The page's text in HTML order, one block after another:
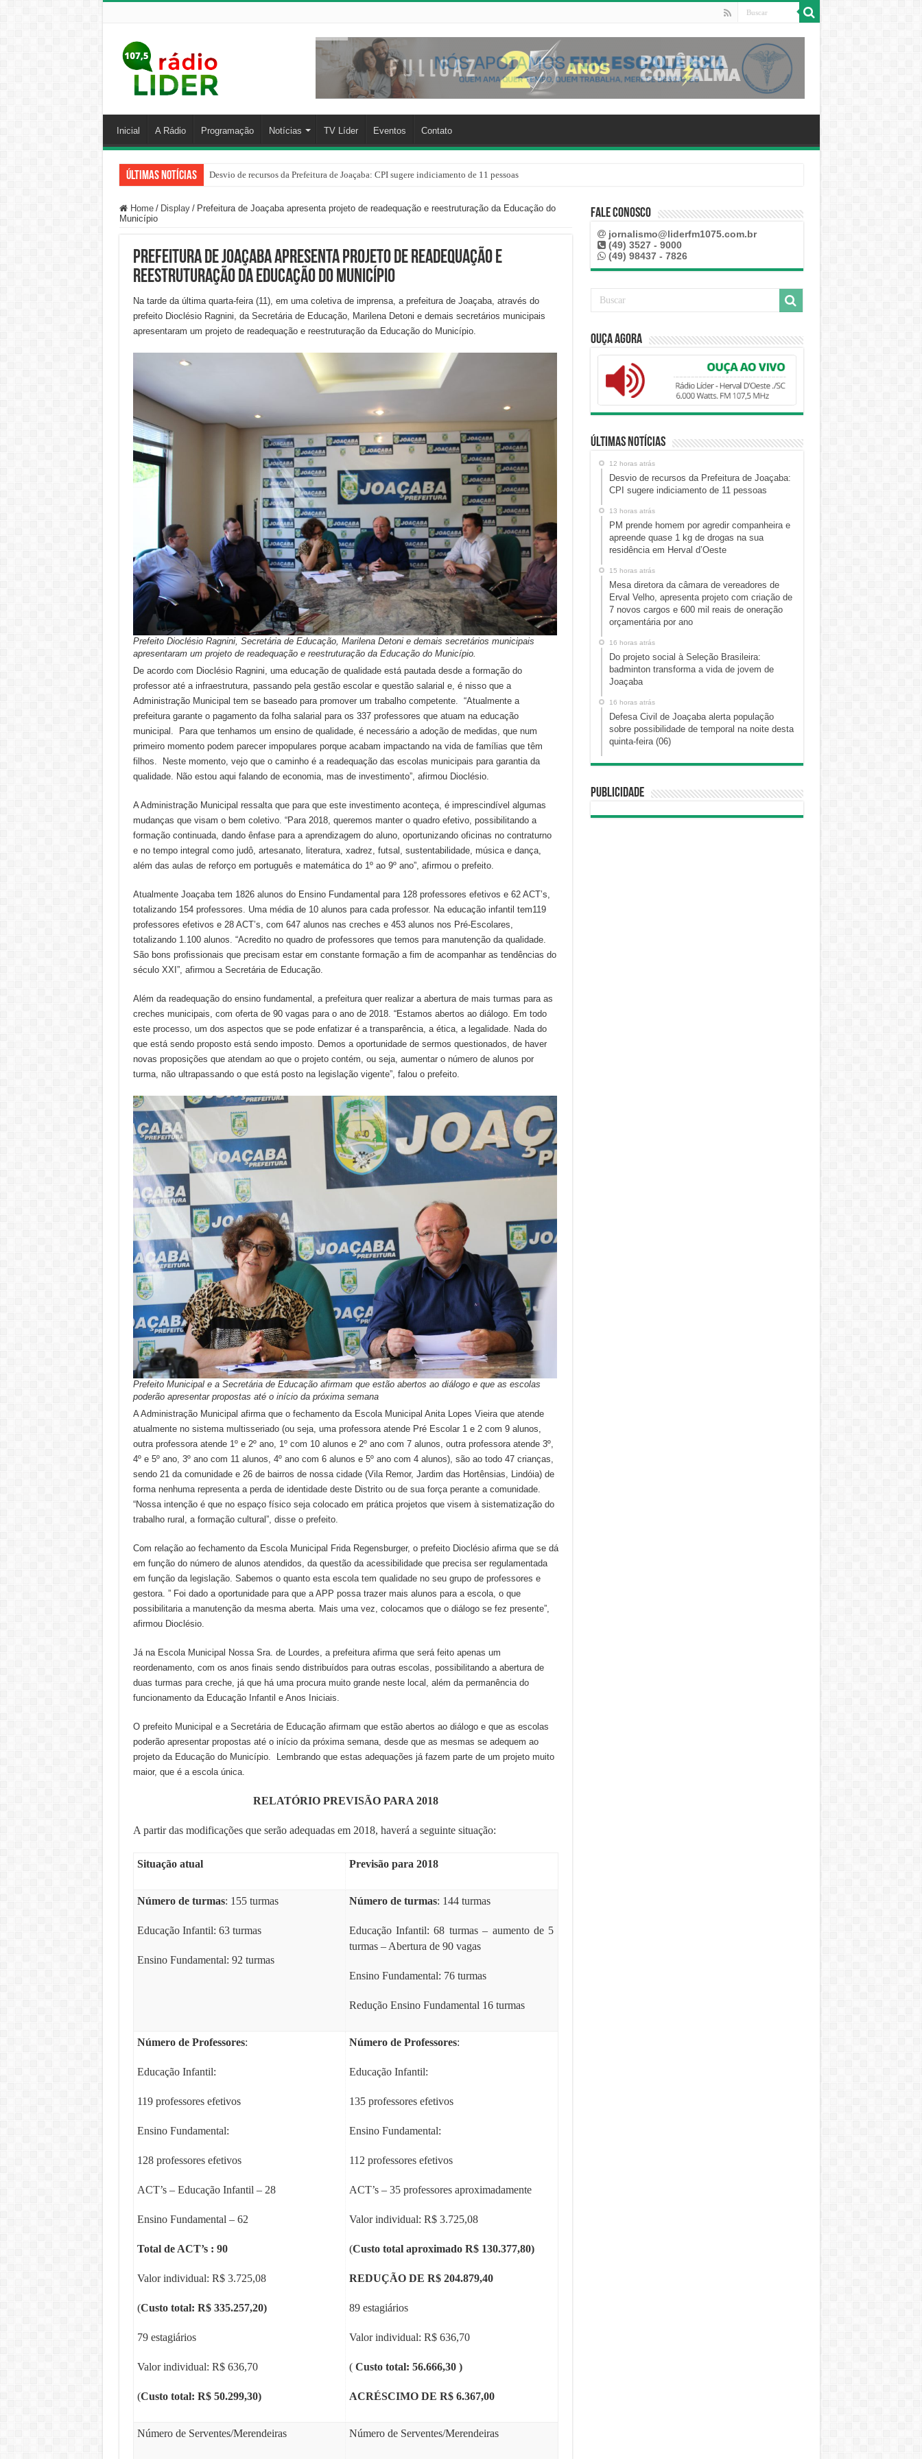
Inicial A Rádio Programação Notícias TV Líder Eventos Contato
Últimas Notícias PM prende homem por agredir companheira e apreende quase 1 kg de drogas na sua residência em Herval d’Oeste
Home / Display / Prefeitura de Joaçaba apresenta projeto de readequação e reestruturação da Educação do
Município
Prefeitura de Joaçaba apresenta projeto de readequação e
reestruturação da Educação do Município
Na tarde da última quarta-feira (11), em uma coletiva de imprensa, a prefeitura de Joaçaba, através do
prefeito Dioclésio Ragnini, da Secretária de Educação, Marilena Detoni e demais secretários municipais
apresentaram um projeto de readequação e reestruturação da Educação do Município.
Prefeito Dioclésio Ragnini, Secretária de Educação, Marilena Detoni e demais secretários municipais
apresentaram um projeto de readequação e reestruturação da Educação do Município.
De acordo com Dioclésio Ragnini, uma educação de qualidade está pautada desde a formação do
professor até a infraestrutura, passando pela gestão escolar e questão salarial e, é nisso que a
Administração Municipal tem se baseado para promover um trabalho competente. “Atualmente a
prefeitura garante o pagamento da folha salarial para os 337 professores que atuam na educação
municipal. Para que tenhamos um ensino de qualidade, é necessário a adoção de medidas, que num
primeiro momento podem parecer impopulares porque acabam impactando na vida de famílias que têm
filhos. Neste momento, vejo que o caminho é a readequação das escolas municipais para garantia da
qualidade. Não estou aqui falando de economia, mas de investimento”, afirmou Dioclésio.
A Administração Municipal ressalta que para que este investimento aconteça, é imprescindível algumas
mudanças que visam o bem coletivo. “Para 2018, queremos manter o quadro efetivo, possibilitando a
formação continuada, dando ênfase para a aprendizagem do aluno, oportunizando oficinas no contraturno
e no tempo integral como judô, artesanato, literatura, xadrez, futsal, sustentabilidade, música e dança,
além das aulas de reforço em português e matemática do 1º ao 9º ano”, afirmou o prefeito.
Atualmente Joaçaba tem 1826 alunos do Ensino Fundamental para 128 professores efetivos e 62 ACT’s,
totalizando 154 professores. Uma média de 10 alunos para cada professor. Na educação infantil tem119
professores efetivos e 28 ACT’s, com 647 alunos nas creches e 453 alunos nos Pré-Escolares,
totalizando 1.100 alunos. “Acredito no quadro de professores que temos para manutenção da qualidade.
São bons profissionais que precisam estar em constante formação a fim de acompanhar as tendências do
século XXI”, afirmou a Secretária de Educação.
Além da readequação do ensino fundamental, a prefeitura quer realizar a abertura de mais turmas para as
creches municipais, com oferta de 90 vagas para o ano de 2018. “Estamos abertos ao diálogo. Em todo
este processo, um dos aspectos que se pode enfatizar é a transparência, a ética, a legalidade. Nada do
que está sendo proposto está sendo imposto. Demos a oportunidade de sermos questionados, de haver
novas proposições que atendam ao que o projeto contém, ou seja, aumentar o número de alunos por
turma, não ultrapassando o que está posto na legislação vigente”, falou o prefeito.
Prefeito Municipal e a Secretária de Educação afirmam que estão abertos ao diálogo e que as escolas
poderão apresentar propostas até o início da próxima semana
A Administração Municipal afirma que o fechamento da Escola Municipal Anita Lopes Vieira que atende
atualmente no sistema multisseriado (ou seja, uma professora atende Pré Escolar 1 e 2 com 9 alunos,
outra professora atende 1º e 2º ano, 1º com 10 alunos e 2º ano com 7 alunos, outra professora atende 3º,
4º e 5º ano, 3º ano com 11 alunos, 4º ano com 6 alunos e 5º ano com 4 alunos), são ao todo 47 crianças,
sendo 21 da comunidade e 26 de bairros de nossa cidade (Vila Remor, Jardim das Hortênsias, Lindóia) de
forma nenhuma representa a perda de identidade deste Distrito ou de sua força perante a comunidade.
“Nossa intenção é que no espaço físico seja colocado em prática projetos que visem à sistematização do
trabalho rural, a formação cultural”, disse o prefeito.
Com relação ao fechamento da Escola Municipal Frida Regensburger, o prefeito Dioclésio afirma que se dá
em função do número de alunos atendidos, da questão da acessibilidade que precisa ser regulamentada
em função da legislação. Sabemos o quanto esta escola tem qualidade no seu grupo de professores e
gestora. ” Foi dado a oportunidade para que a APP possa trazer mais alunos para a escola, o que
possibilitaria a manutenção da mesma aberta. Mais uma vez, colocamos que o diálogo se fez presente”,
afirmou Dioclésio.
Já na Escola Municipal Nossa Sra. de Lourdes, a prefeitura afirma que será feito apenas um
reordenamento, com os anos finais sendo distribuídos para outras escolas, possibilitando a abertura de
duas turmas para creche, já que há uma procura muito grande neste local, além da permanência do
funcionamento da Educação Infantil e Anos Iniciais.
O prefeito Municipal e a Secretária de Educação afirmam que estão abertos ao diálogo e que as escolas
poderão apresentar propostas até o início da próxima semana, desde que as mesmas se adequem ao
projeto da Educação do Município. Lembrando que estas adequações já fazem parte de um projeto muito
maior, que é a escola única.
RELATÓRIO PREVISÃO PARA 2018
A partir das modificações que serão adequadas em 2018, haverá a seguinte situação:
Situação atual Previsão para 2018
Número de turmas: 155 turmas
Educação Infantil: 63 turmas
Ensino Fundamental: 92 turmas
Número de turmas: 144 turmas
Educação Infantil: 68 turmas – aumento de 5
turmas – Abertura de 90 vagas
Ensino Fundamental: 76 turmas
Redução Ensino Fundamental 16 turmas
Número de Professores:
Educação Infantil:
119 professores efetivos
Ensino Fundamental:
128 professores efetivos
ACT’s – Educação Infantil – 28
Ensino Fundamental – 62
Total de ACT’s : 90
Valor individual: R$ 3.725,08
(Custo total: R$ 335.257,20)
79 estagiários
Valor individual: R$ 636,70
(Custo total: R$ 50.299,30)
Número de Professores:
Educação Infantil:
135 professores efetivos
Ensino Fundamental:
112 professores efetivos
ACT’s – 35 professores aproximadamente
Valor individual: R$ 3.725,08
(Custo total aproximado R$ 130.377,80)
REDUÇÃO DE R$ 204.879,40
89 estagiários
Valor individual: R$ 636,70
( Custo total: 56.666,30 )
ACRÉSCIMO DE R$ 6.367,00
Número de Serventes/Merendeiras Número de Serventes/Merendeiras
Fale Conosco
jornalismo@liderfm1075.com.br
(49) 3527 - 9000
(49) 98437 - 7826
Ouça Agora
Últimas Notícias
12 horas atrás
Desvio de recursos da Prefeitura de Joaçaba:
CPI sugere indiciamento de 11 pessoas
13 horas atrás
PM prende homem por agredir companheira e
apreende quase 1 kg de drogas na sua
residência em Herval d’Oeste
15 horas atrás
Mesa diretora da câmara de vereadores de
Erval Velho, apresenta projeto com criação de
7 novos cargos e 600 mil reais de oneração
orçamentária por ano
16 horas atrás
Do projeto social à Seleção Brasileira:
badminton transforma a vida de jovem de
Joaçaba
16 horas atrás
Defesa Civil de Joaçaba alerta população
sobre possibilidade de temporal na noite desta
quinta-feira (06)
Publicidade